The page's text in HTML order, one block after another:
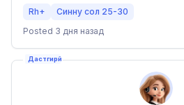
Rh+
Синну сол 25-30
Posted 3 дня назад
Дастгирӣ